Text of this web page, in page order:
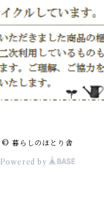
© 暮らしのほとり舎
Powered by